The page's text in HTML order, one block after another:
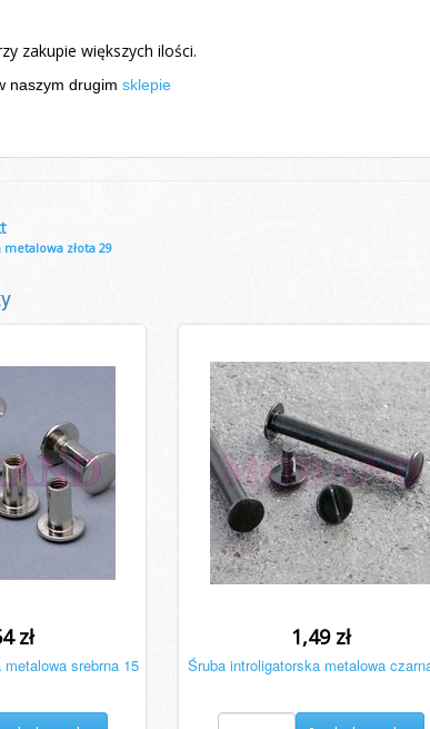
zakupie większych ilości.
naszym drugim sklepie
złota 29
zł
srebrna 15
1,49 zł
Śruba introligatorska metalowa